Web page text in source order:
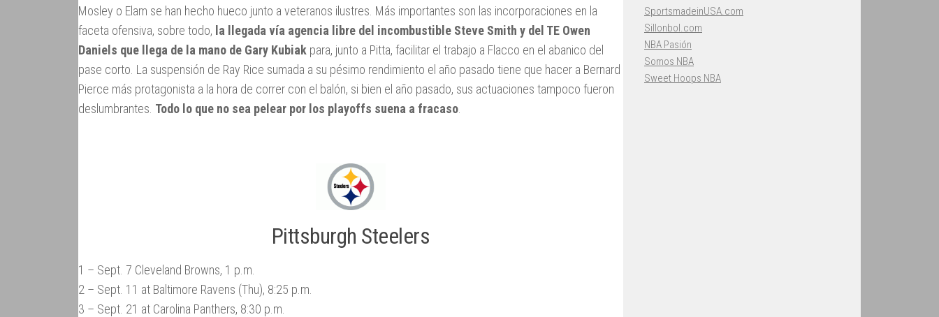
Mosley o Elam se han hecho hueco junto a veteranos ilustres. Más importantes son las incorporaciones en la
faceta ofensiva, sobre todo, la llegada vía agencia libre del incombustible Steve Smith y del TE Owen
Daniels que llega de la mano de Gary Kubiak para, junto a Pitta, facilitar el trabajo a Flacco en el abanico del
pase corto. La suspensión de Ray Rice sumada a su pésimo rendimiento el año pasado tiene que hacer a Bernard
Pierce más protagonista a la hora de correr con el balón, si bien el año pasado, sus actuaciones tampoco fueron
deslumbrantes. Todo lo que no sea pelear por los playoffs suena a fracaso.
Pittsburgh Steelers
1 – Sept. 7 Cleveland Browns, 1 p.m.
2 – Sept. 11 at Baltimore Ravens (Thu), 8:25 p.m.
3 – Sept. 21 at Carolina Panthers, 8:30 p.m.
SportsmadeinUSA.com
Sillonbol.com
NBA Pasión
Somos NBA
Sweet Hoops NBA